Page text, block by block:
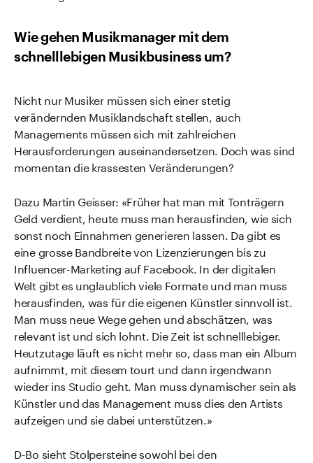
Wie gehen Musikmanager mit dem
schnelllebigen Musikbusiness um?
Nicht nur Musiker müssen sich einer stetig
verändernden Musiklandschaft stellen, auch
Managements müssen sich mit zahlreichen
Herausforderungen auseinandersetzen. Doch was sind
momentan die krassesten Veränderungen?
Dazu Martin Geisser: «Früher hat man mit Tonträgern
Geld verdient, heute muss man herausfinden, wie sich
sonst noch Einnahmen generieren lassen. Da gibt es
eine grosse Bandbreite von Lizenzierungen bis zu
Influencer-Marketing auf Facebook. In der digitalen
Welt gibt es unglaublich viele Formate und man muss
herausfinden, was für die eigenen Künstler sinnvoll ist.
Man muss neue Wege gehen und abschätzen, was
relevant ist und sich lohnt. Die Zeit ist schnelllebiger.
Heutzutage läuft es nicht mehr so, dass man ein Album
aufnimmt, mit diesem tourt und dann irgendwann
wieder ins Studio geht. Man muss dynamischer sein als
Künstler und das Management muss dies den Artists
aufzeigen und sie dabei unterstützen.»
D-Bo sieht Stolpersteine sowohl bei den